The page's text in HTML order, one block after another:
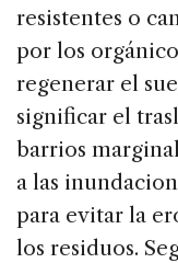
resistentes o
por los
regenerar el
significar el
barrios
a las
para evitar la
los residuos.